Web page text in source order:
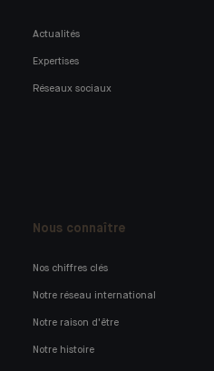
Actualités
Expertises
Réseaux sociaux
Nous connaître
Nos chiffres clés
Notre réseau international
Notre raison d'être
Notre histoire